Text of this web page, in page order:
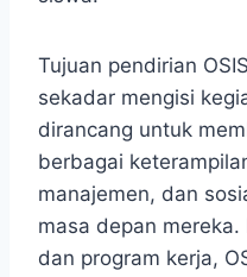
Tujuan pendirian
sekadar mengisi
dirancang untuk
berbagai
manajemen, dan
masa depan
dan program kerja,